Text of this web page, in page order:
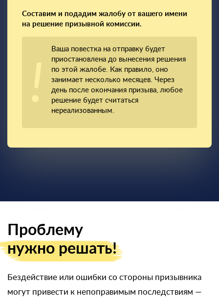
Составим и подадим жалобу от вашего имени
на решение призывной комиссии.
Ваша повестка на отправку будет
приостановлена до вынесения решения
по этой жалобе. Как правило, оно
занимает несколько месяцев. Через
день после окончания призыва, любое
решение будет считаться
нереализованным.
Проблему
нужно решать!
Бездействие или ошибки со стороны призывника
могут привести к непоправимым последствиям —